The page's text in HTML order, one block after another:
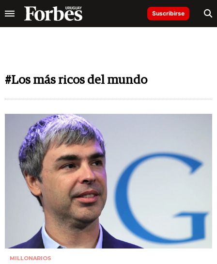
Suscribirse
#Los más ricos del mundo
MILLONARIOS